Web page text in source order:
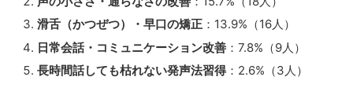
滑舌（かつぜつ）・早口の矯正 ：13.9%（16人）
日常会話・コミュニケーション改善 ：7.8%（9人）
長時間話しても枯れない発声法習得：2.6%（3人）